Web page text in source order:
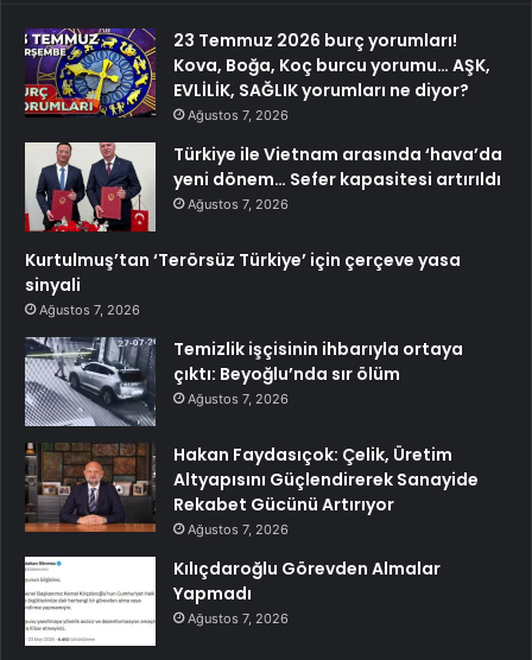
23 Temmuz 2026 burç yorumları!
Kova, Boğa, Koç burcu yorumu… AŞK,
EVLİLİK, SAĞLIK yorumları ne diyor?
Ağustos 7, 2026
Türkiye ile Vietnam arasında ‘hava’da
yeni dönem… Sefer kapasitesi artırıldı
Ağustos 7, 2026
Kurtulmuş’tan ‘Terörsüz Türkiye’ için çerçeve yasa
sinyali
Ağustos 7, 2026
Temizlik işçisinin ihbarıyla ortaya
çıktı: Beyoğlu’nda sır ölüm
Ağustos 7, 2026
Hakan Faydasıçok: Çelik, Üretim
Altyapısını Güçlendirerek Sanayide
Rekabet Gücünü Artırıyor
Ağustos 7, 2026
Kılıçdaroğlu Görevden Almalar
Yapmadı
Ağustos 7, 2026